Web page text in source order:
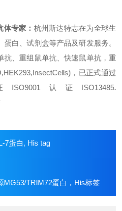
专家： 杭州斯达特志在为全球生
白、试剂盒等产品及研发服务。
抗、重组鼠单抗、快速鼠单抗，重
，已正式通过
认证ISO13485.
7蛋白, His tag
MG53/TRIM72蛋白，His标签